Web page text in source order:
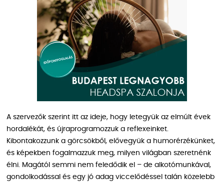
A szervezők szerint itt az ideje, hogy letegyük az elmúlt évek
hordalékát, és újraprogramozzuk a reflexeinket.
Kibontakozzunk a görcsökből, elővegyük a humorérzékünket,
és képekben fogalmazzuk meg, milyen világban szeretnénk
élni. Magától semmi nem feledődik el – de alkotómunkával,
gondolkodással és egy jó adag viccelődéssel talán közelebb